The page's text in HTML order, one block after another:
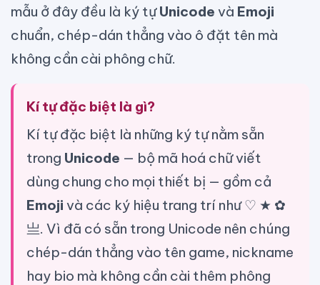
mẫu ở đây đều là ký tựUnicode và Emoji
chuẩn, chép-dán thẳng vào ô đặt tên mà
không cần cài phông chữ.
Kí tự đặc biệt là gì?
Kí tự đặc biệt là những ký tự nằm sẵn
trong Unicode — bộ mã hoá chữ viết
dùng chung cho mọi thiết bị — gồm cả
Emoji và các ký hiệu trang trí như ♡ ★ ✿
亗. Vì đã có sẵn trong Unicode nên chúng
chép-dán thẳng vào tên game, nickname
hay bio mà không cần cài thêm phông